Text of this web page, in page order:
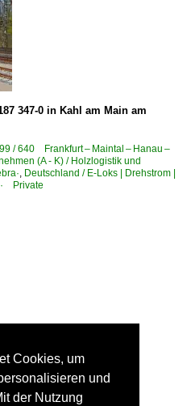
347-0 in Kahl am Main am
/ 640 Frankfurt – Maintal – Hanau –
(A - K) / Holzlogistik und
, Deutschland / E-Loks | Drehstrom |
Private
Cookies, um
und
der Nutzung